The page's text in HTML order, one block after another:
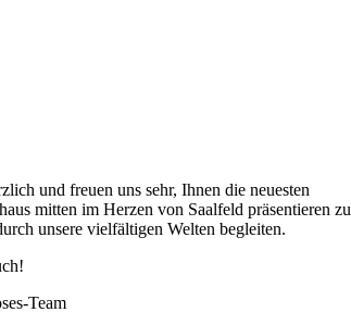
und freuen uns sehr, Ihnen die neuesten
mitten im Herzen von Saalfeld präsentieren zu
unsere vielfältigen Welten begleiten.
Team